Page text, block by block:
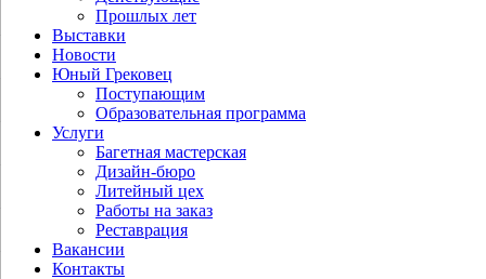
Прошлых лет
Выставки
Новости
Юный Грековец
Поступающим
Образовательная программа
Услуги
Багетная мастерская
Дизайн-бюро
Литейный цех
Работы на заказ
Реставрация
Вакансии
Контакты